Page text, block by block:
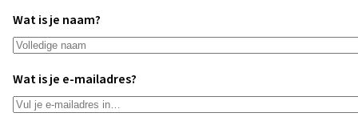
Wat is je naam?
Wat is je e-mailadres?